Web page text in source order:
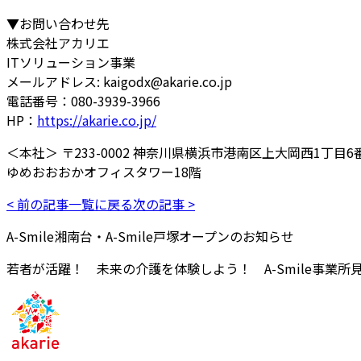
▼お問い合わせ先
株式会社アカリエ
ITソリューション事業
メールアドレス: kaigodx@akarie.co.jp
電話番号：080-3939-3966
HP： https://akarie.co.jp/
＜本社＞ 〒233-0002 神奈川県横浜市港南区上大岡西1丁目6
ゆめおおおかオフィスタワー18階
< 前の記事一覧に戻る次の記事 >
A-Smile湘南台・A-Smile戸塚オープンのお知らせ
若者が活躍！ 未来の介護を体験しよう！ A-Smile事業所